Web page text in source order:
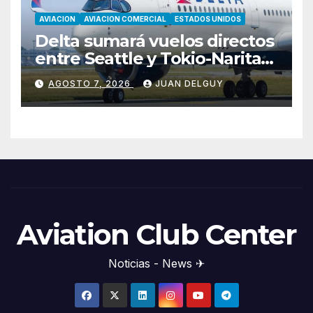
AVIACION AVIACION COMERCIAL ESTADOS UNIDOS
Delta sumará vuelos directos
entre Seattle y Tokio-Narita
desde marzo de 2027
AGOSTO 7, 2026 JUAN DELGUY
Aviation Club Center
Noticias - News ✈